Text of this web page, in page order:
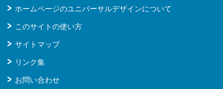
ホームページのユニバーサルデザインについて
このサイトの使い方
サイトマップ
リンク集
お問い合わせ